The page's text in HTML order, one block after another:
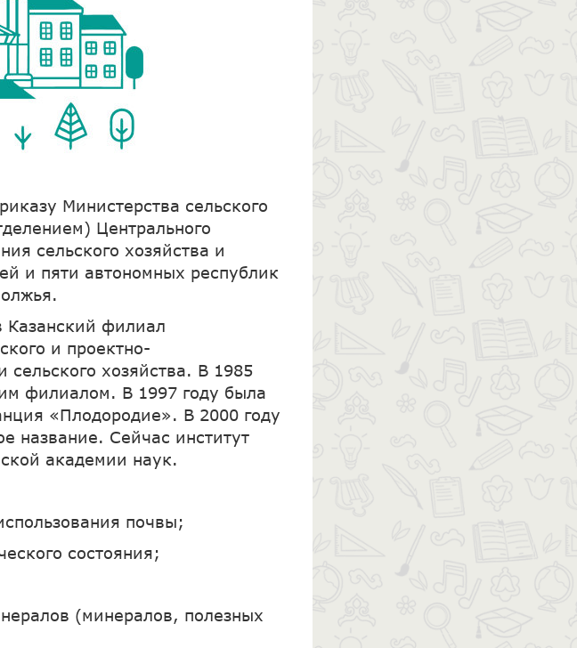
Министерства сельского
Центрального
сельского хозяйства и
и пяти автономных республик
Казанский филиал
и проектно-
сельского хозяйства. В 1985
филиалом. В 1997 году была
«Плодородие». В 2000 году
название. Сейчас институт
академии наук.
почвы;
состояния;
(минералов, полезных